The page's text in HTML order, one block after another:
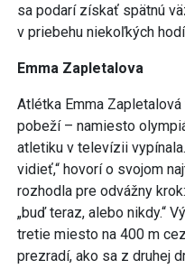
sa podarí získať spätnú
v priebehu niekoľkých
Emma Zapletalova
Atlétka Emma
pobeží – namiesto
atletiku v televízii
vidieť,“ hovorí o svojom
rozhodla pre odvážny
„buď teraz, alebo nikdy.“
tretie miesto na 400 m
prezradí, ako sa z druhej